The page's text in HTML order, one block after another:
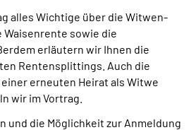
Kundenportal
alles Wichtige über die Witwen-
sowie die
erläutern wir Ihnen die
Rentensplittings. Auch die
erneuten Heirat als Witwe
wir im Vortrag.
und die Möglichkeit zur Anmeldung